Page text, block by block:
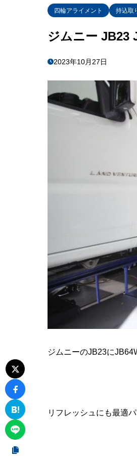
四輪アライメント 持込取
ジムニー JB23
2023年10月27日
ジムニーのJB23に
リフレッシュにも最適